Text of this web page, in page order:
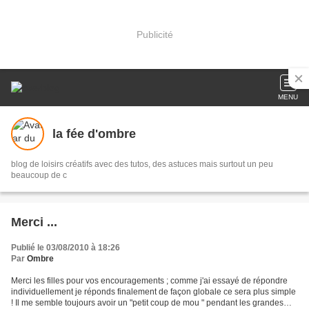
Publicité
MENU
la fée d'ombre
blog de loisirs créatifs avec des tutos, des astuces mais surtout un peu
beaucoup de c
Merci ...
Publié le 03/08/2010 à 18:26
Par Ombre
Merci les filles pour vos encouragements ; comme j'ai essayé de répondre
individuellement je réponds finalement de façon globale ce sera plus simple
! Il me semble toujours avoir un "petit coup de mou " pendant les grandes